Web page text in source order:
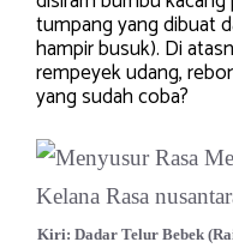
tumpang yang dibuat
hampir busuk). Di
rempeyek udang,
yang sudah coba?
Kiri: Dadar Telur Bebek